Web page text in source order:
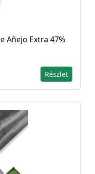
Añejo Extra 47%
Részlet